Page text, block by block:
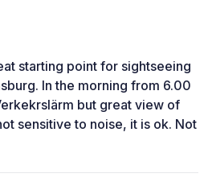
starting point for sightseeing
In the morning from 6.00
but great view of
sensitive to noise, it is ok. Not